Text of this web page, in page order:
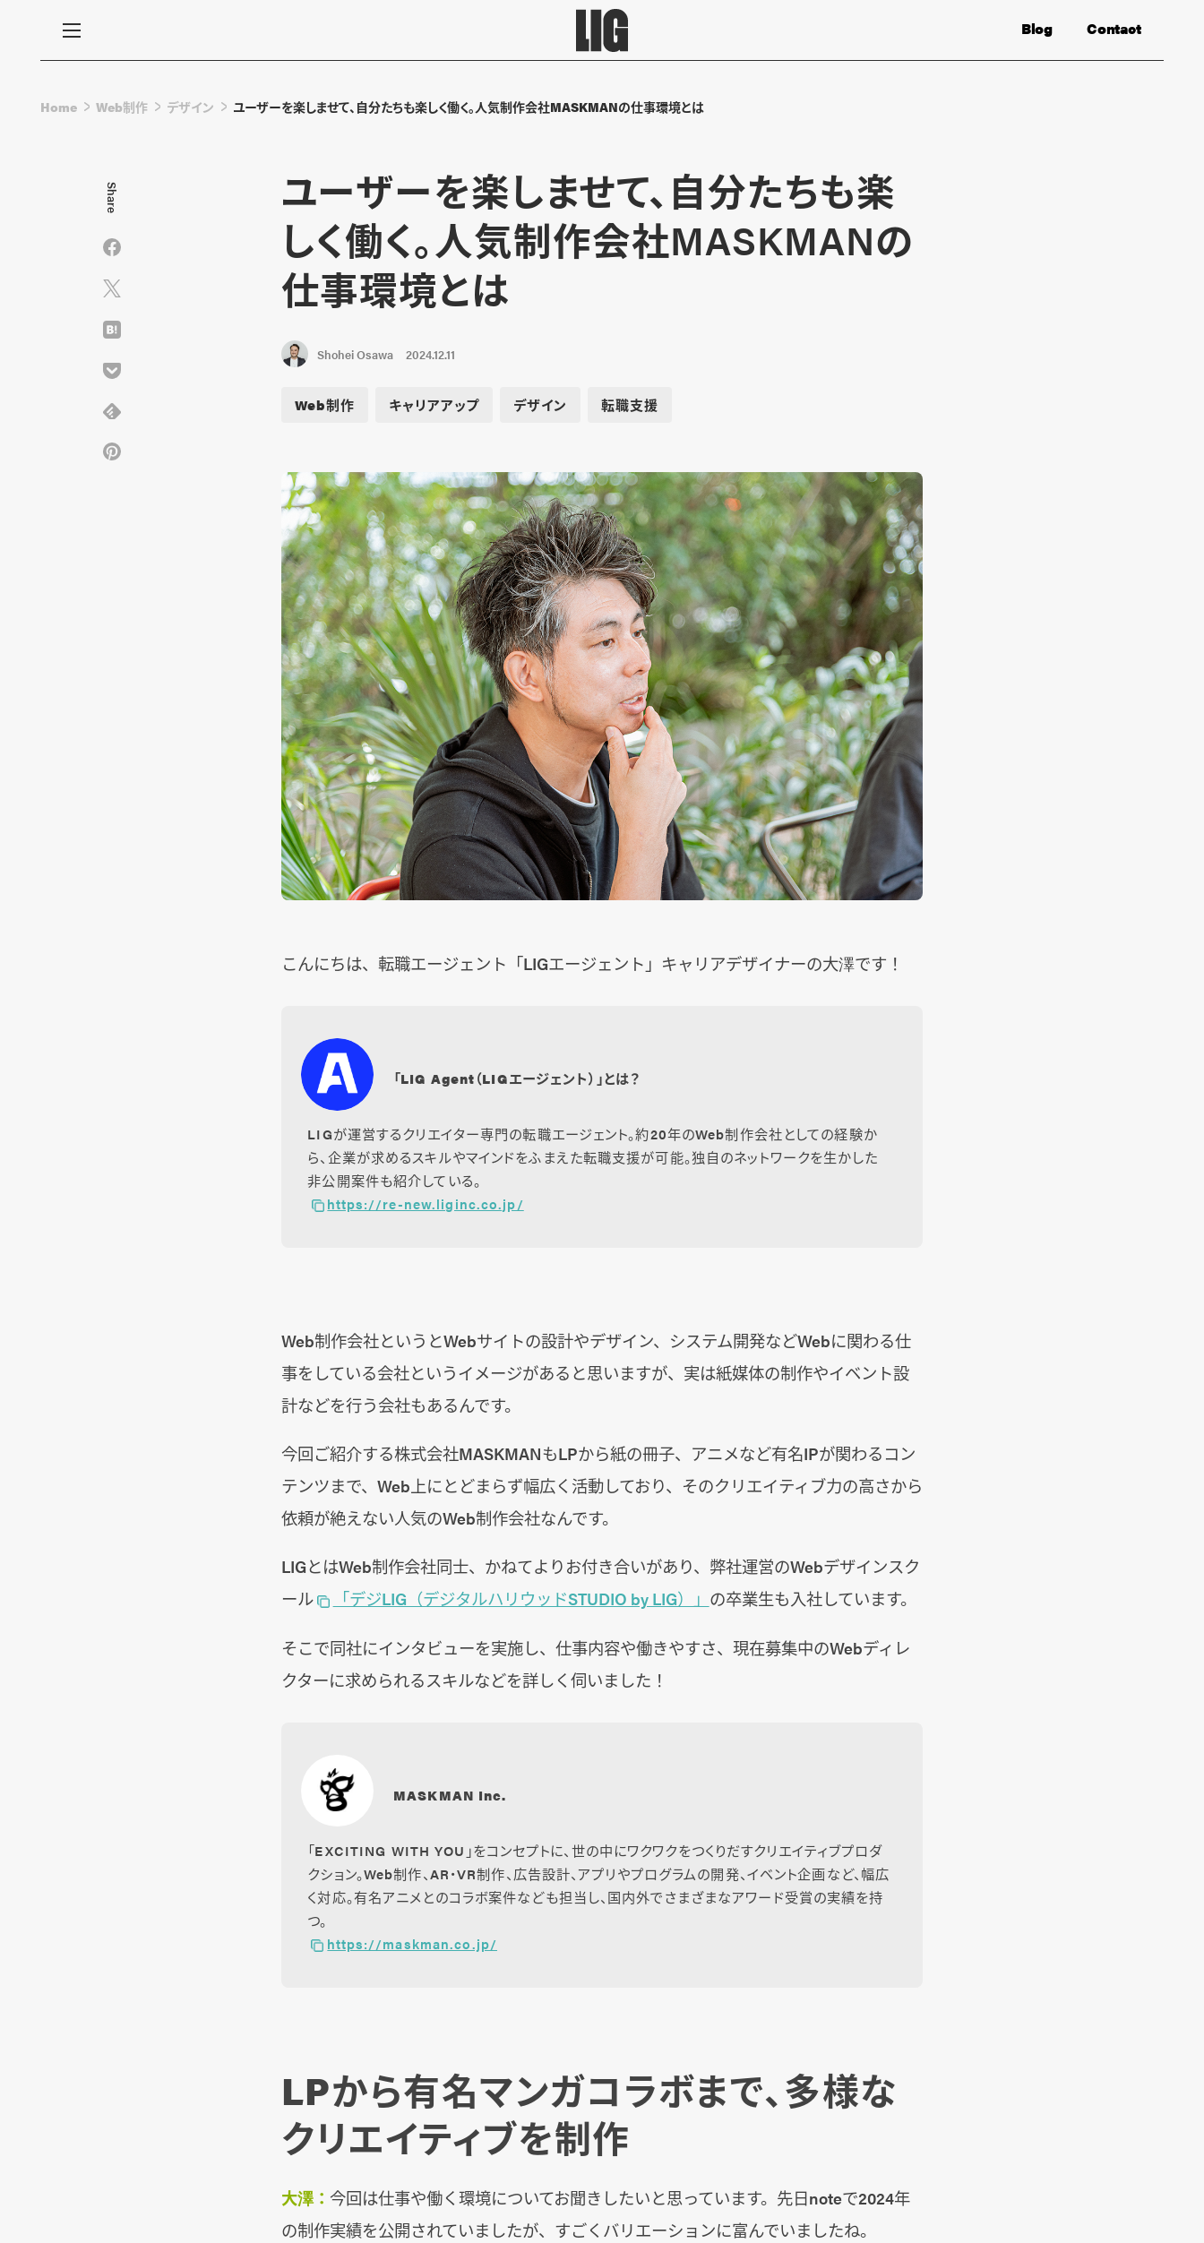
Contact
Blog
Home Web制作 デザイン ユーザーを楽しませて、自分たちも楽しく働く。人気制作会社MASKMANの仕事環境とは
ユーザーを楽しませて、自分たちも楽
しく働く。人気制作会社MASKMANの
仕事環境とは
Shohei Osawa 2024.12.11
Web制作 キャリアアップ デザイン 転職支援
こんにちは、転職エージェント「LIGエージェント」キャリアデザイナーの大澤です！
「LIG Agent（LIGエージェント）」とは？
LIGが運営するクリエイター専門の転職エージェント。約20年のWeb制作会社としての経験か
ら、企業が求めるスキルやマインドをふまえた転職支援が可能。独自のネットワークを生かした
非公開案件も紹介している。
https://re-new.liginc.co.jp/
Web制作会社というとWebサイトの設計やデザイン、システム開発などWebに関わる仕
事をしている会社というイメージがあると思いますが、実は紙媒体の制作やイベント設
計などを行う会社もあるんです。
今回ご紹介する株式会社MASKMANもLPから紙の冊子、アニメなど有名IPが関わるコン
テンツまで、Web上にとどまらず幅広く活動しており、そのクリエイティブ力の高さから
依頼が絶えない人気のWeb制作会社なんです。
LIGとはWeb制作会社同士、かねてよりお付き合いがあり、弊社運営のWebデザインスク
ール
「デジLIG（デジタルハリウッドSTUDIO by LIG）」 の卒業生も入社しています。
そこで同社にインタビューを実施し、仕事内容や働きやすさ、現在募集中のWebディレ
クターに求められるスキルなどを詳しく伺いました！
MASKMAN Inc.
「EXCITING WITH YOU」をコンセプトに、世の中にワクワクをつくりだすクリエイティブプロダ
クション。Web制作、AR・VR制作、広告設計、アプリやプログラムの開発、イベント企画など、幅広
く対応。有名アニメとのコラボ案件なども担当し、国内外でさまざまなアワード受賞の実績を持
つ。
https://maskman.co.jp/
LPから有名マンガコラボまで、多様な
クリエイティブを制作
大澤： 今回は仕事や働く環境についてお聞きしたいと思っています。先日noteで2024年
の制作実績を公開されていましたが、すごくバリエーションに富んでいましたね。
Share